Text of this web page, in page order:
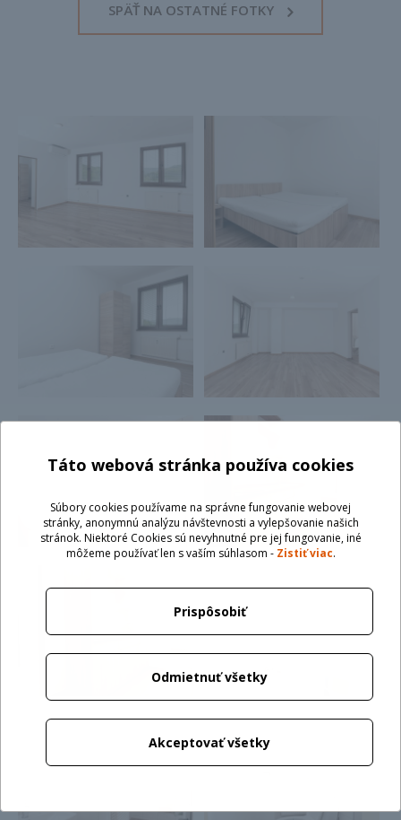
SPÄŤ NA OSTATNÉ FOTKY
Táto webová stránka používa cookies
Súbory cookies používame na správne fungovanie webovej
stránky, anonymnú analýzu návštevnosti a vylepšovanie našich
stránok. Niektoré Cookies sú nevyhnutné pre jej fungovanie, iné
môžeme používať len s vaším súhlasom - Zistiť viac.
Prispôsobiť
Odmietnuť všetky
Akceptovať všetky